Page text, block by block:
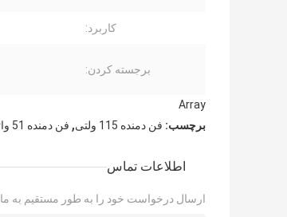
کاربرد:
برجسته کردن:
Array
برچسب: فن دمنده 115 ولتی , فن دمنده 51 واتی
اطلاعات تماس
ارسال درخواست خود را به طور مستقیم به ما